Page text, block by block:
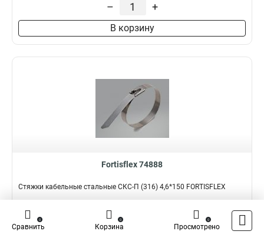
– +
В корзину
Fortisflex 74888
Стяжки кабельные стальные СКС-П (316) 4,6*150 FORTISFLEX
Подробнее Сравнить
Наличие:
Сравнить
0
Корзина
0
Просмотрено
0